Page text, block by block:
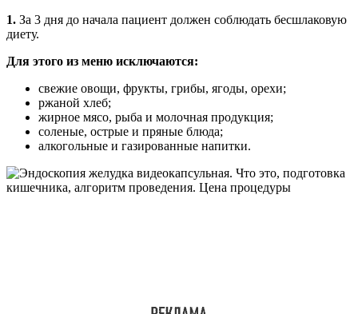
1. За 3 дня до начала пациент должен соблюдать бесшлаковую
диету.
Для этого из меню исключаются:
свежие овощи, фрукты, грибы, ягоды, орехи;
ржаной хлеб;
жирное мясо, рыба и молочная продукция;
соленые, острые и пряные блюда;
алкогольные и газированные напитки.